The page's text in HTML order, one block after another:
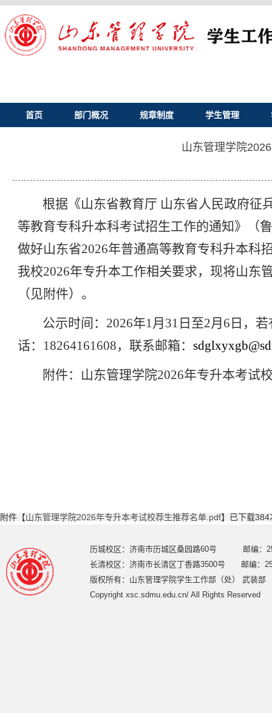
首页 部门概况 规章制度 学生管理
山东管理学院
根据《山东省教育厅 山东省人民政府征
等教育专科升本科考试招生工作的通知》（
做好山东省2026年普通高等教育专科升本科
我校2026年专升本工作相关要求，现将山东
（见附件）。
公示时间： 2026年1月31日至2月6日，
话：18264161608，联系邮箱：
附件：山东管理学院2026年专升本考试
附件【山东管理学院2026年专升本考试校荐生推荐名单.pdf】已下载384
历城校区：济南市历城区桑园路60号 邮编：
长清校区：济南市长清区丁香路3500号 邮编：
版权所有：山东管理学院学生工作部（处） 武装部
Copyright xsc.sdmu.edu.cn/ All Rights Reserved